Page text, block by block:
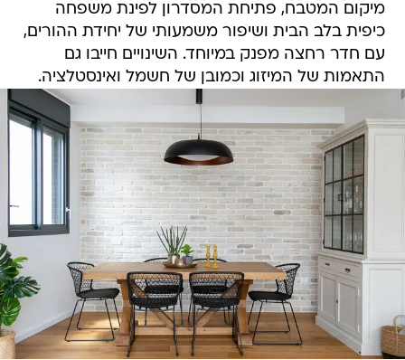
מיקום המטבח, פתיחת המסדרון לפינת משפחה
כיפית בלב הבית ושיפור משמעותי של יחידת ההורים,
עם חדר רחצה מפנק במיוחד. השינויים חייבו גם
התאמות של המיזוג וכמובן של חשמל ואינסטלציה.